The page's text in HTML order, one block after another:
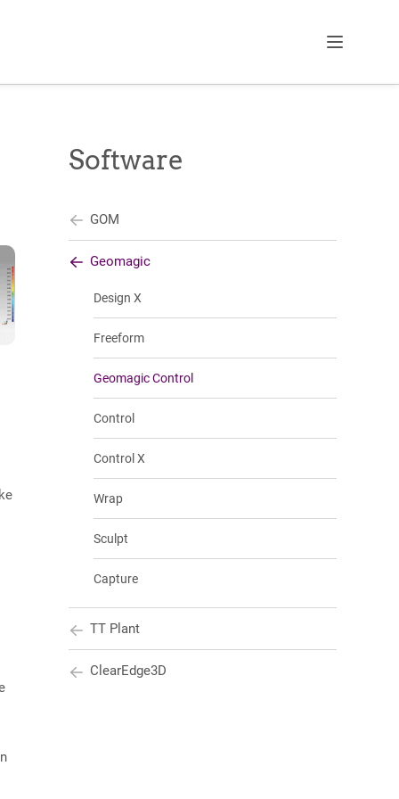
Menu
Software
GOM
Geomagic
Design X
Freeform
Geomagic Control
Control
Control X
Wrap
Sculpt
Capture
TT Plant
ClearEdge3D